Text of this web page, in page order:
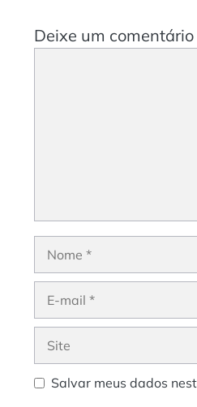
Deixe um comentário
Salvar meus dados